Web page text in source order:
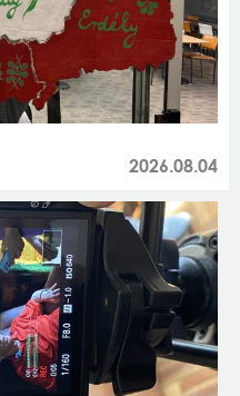
2026.08.04